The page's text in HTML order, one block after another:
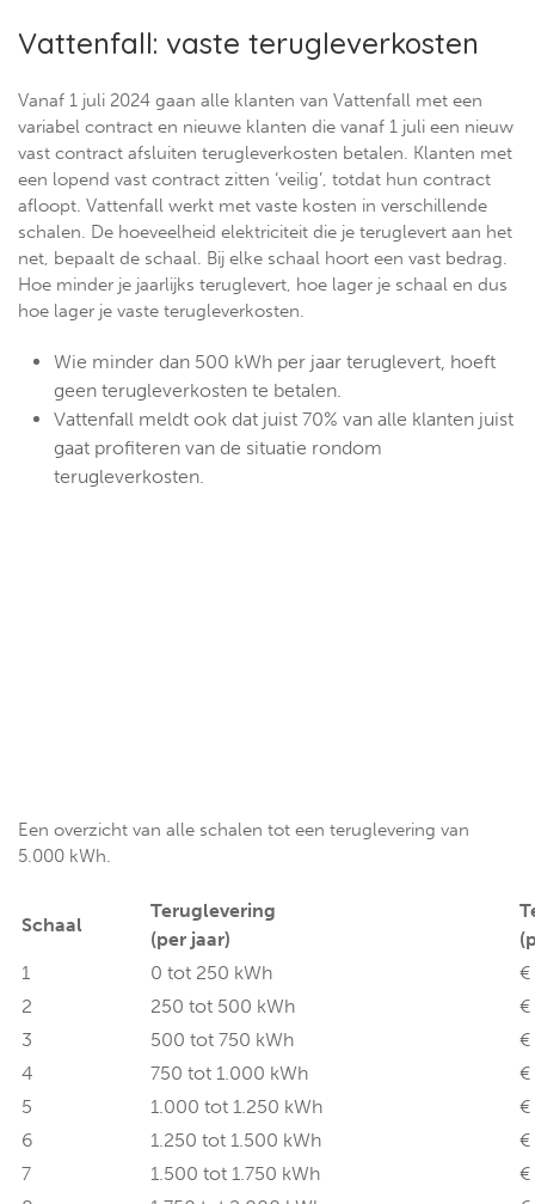
Vattenfall: vaste terugleverkosten
Vanaf 1 juli 2024 gaan alle klanten van Vattenfall met een
variabel contract en nieuwe klanten die vanaf 1 juli een nieuw
vast contract afsluiten terugleverkosten betalen. Klanten met
een lopend vast contract zitten ‘veilig’, totdat hun contract
afloopt. Vattenfall werkt met vaste kosten in verschillende
schalen. De hoeveelheid elektriciteit die je teruglevert aan het
net, bepaalt de schaal. Bij elke schaal hoort een vast bedrag.
Hoe minder je jaarlijks teruglevert, hoe lager je schaal en dus
hoe lager je vaste terugleverkosten.
Wie minder dan 500 kWh per jaar teruglevert, hoeft
geen terugleverkosten te betalen.
Vattenfall meldt ook dat juist 70% van alle klanten juist
gaat profiteren van de situatie rondom
terugleverkosten.
Een overzicht van alle schalen tot een teruglevering van
5.000 kWh.
Schaal
Teruglevering
(per jaar)
1
0 tot 250 kWh
€
2
250 tot 500 kWh
€
3
500 tot 750 kWh
€
4
750 tot 1.000 kWh
€
5
1.000 tot 1.250 kWh
€
6
1.250 tot 1.500 kWh
€
7
1.500 tot 1.750 kWh
€